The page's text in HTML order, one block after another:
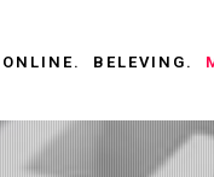
ONLINE. BELEVING.